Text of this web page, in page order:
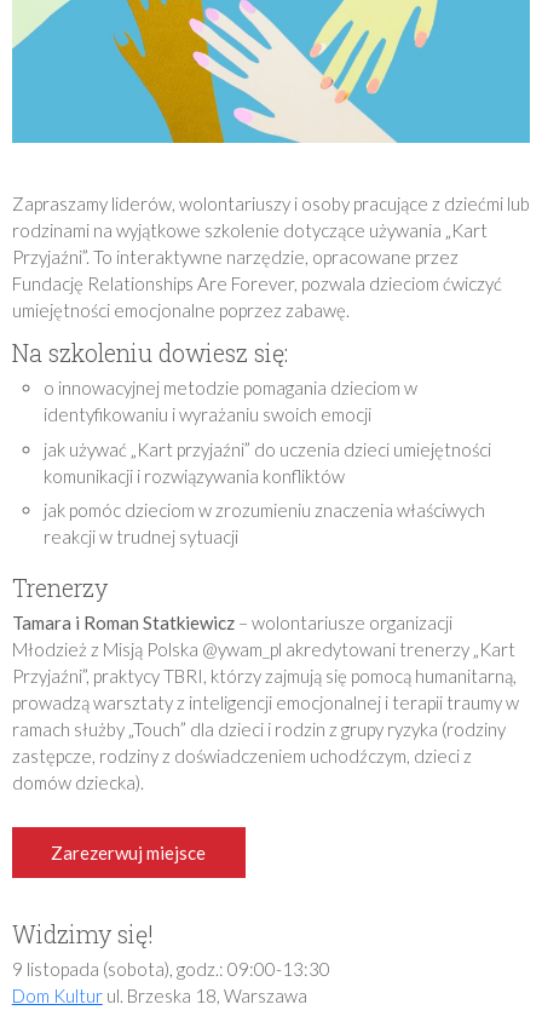
Zapraszamy liderów, wolontariuszy i osoby pracujące z dziećmi lub
rodzinami na wyjątkowe szkolenie dotyczące używania „Kart
Przyjaźni”. To interaktywne narzędzie, opracowane przez
Fundację Relationships Are Forever, pozwala dzieciom ćwiczyć
umiejętności emocjonalne poprzez zabawę.
Na szkoleniu dowiesz się:
o innowacyjnej metodzie pomagania dzieciom w
identyfikowaniu i wyrażaniu swoich emocji
jak używać „Kart przyjaźni” do uczenia dzieci umiejętności
komunikacji i rozwiązywania konfliktów
jak pomóc dzieciom w zrozumieniu znaczenia właściwych
reakcji w trudnej sytuacji
Trenerzy
Tamara i Roman Statkiewicz– wolontariusze organizacji
Młodzież z Misją Polska @ywam_pl akredytowani trenerzy „Kart
Przyjaźni”, praktycy TBRI, którzy zajmują się pomocą humanitarną,
prowadzą warsztaty z inteligencji emocjonalnej i terapii traumy w
ramach służby „Touch” dla dzieci i rodzin z grupy ryzyka (rodziny
zastępcze, rodziny z doświadczeniem uchodźczym, dzieci z
domów dziecka).
Zarezerwuj miejsce
Widzimy się!
9 listopada (sobota), godz.: 09:00-13:30
Dom Kulturul. Brzeska 18, Warszawa